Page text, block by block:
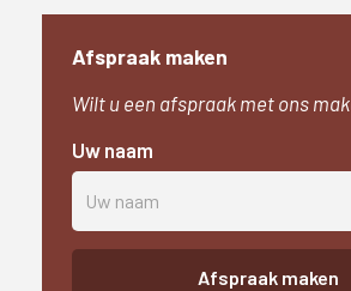
Afspraak maken
Wilt u een afspraak met ons
Uw naam
Afspraak maken